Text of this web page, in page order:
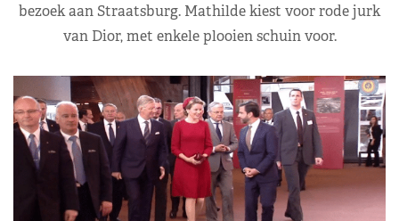
bezoek aan Straatsburg. Mathilde kiest voor rode jurk
van Dior, met enkele plooien schuin voor.